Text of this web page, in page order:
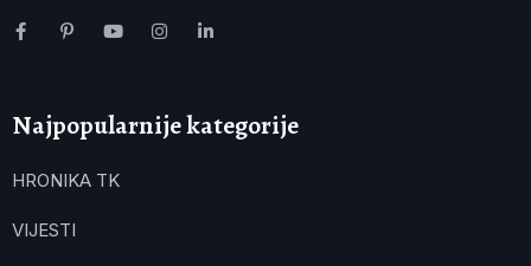
Najpopularnije kategorije
HRONIKA TK
VIJESTI